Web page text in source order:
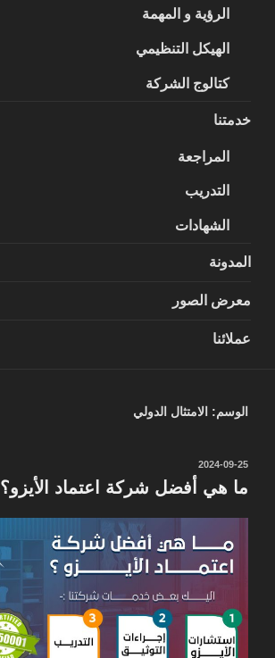
الرؤية و المهمة
الهيكل التنظيمي
كتالوج الشركة
خدمتنا
المراجعة
التدريب
الشهادات
المدونة
معرض الصور
عملائنا
الوسم: الامتثال الدولي
نُشر
في
2024-09-25
ما هي أفضل شركة اعتماد الأيزو؟